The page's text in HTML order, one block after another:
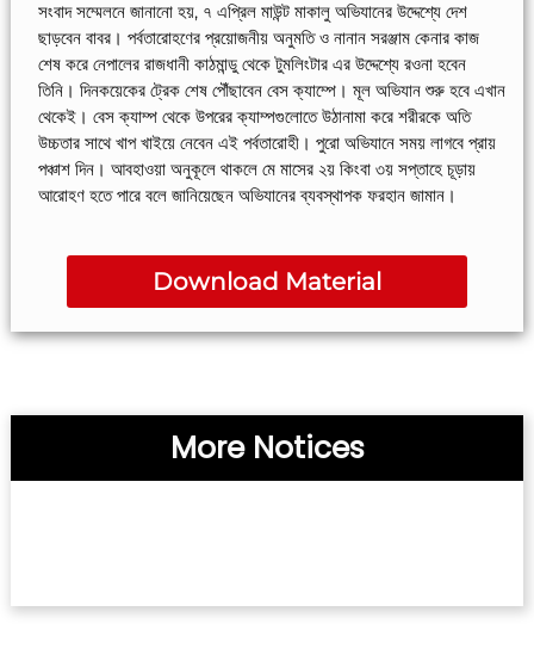
সংবাদ সম্মেলনে জানানো হয়, ৭ এপ্রিল মাউন্ট মাকালু অভিযানের উদ্দেশ্যে দেশ
ছাড়বেন বাবর। পর্বতারোহণের প্রয়োজনীয় অনুমতি ও নানান সরঞ্জাম কেনার কাজ
শেষ করে নেপালের রাজধানী কাঠমান্ডু থেকে টুমলিংটার এর উদ্দেশ্যে রওনা হবেন
তিনি। দিনকয়েকের ট্রেক শেষ পৌঁছাবেন বেস ক্যাম্পে। মূল অভিযান শুরু হবে এখান
থেকেই। বেস ক্যাম্প থেকে উপরের ক্যাম্পগুলোতে উঠানামা করে শরীরকে অতি
উচ্চতার সাথে খাপ খাইয়ে নেবেন এই পর্বতারোহী। পুরো অভিযানে সময় লাগবে প্রায়
পঞ্চাশ দিন। আবহাওয়া অনুকূলে থাকলে মে মাসের ২য় কিংবা ৩য় সপ্তাহে চূড়ায়
আরোহণ হতে পারে বলে জানিয়েছেন অভিযানের ব্যবস্থাপক ফরহান জামান।
Download Material
More Notices